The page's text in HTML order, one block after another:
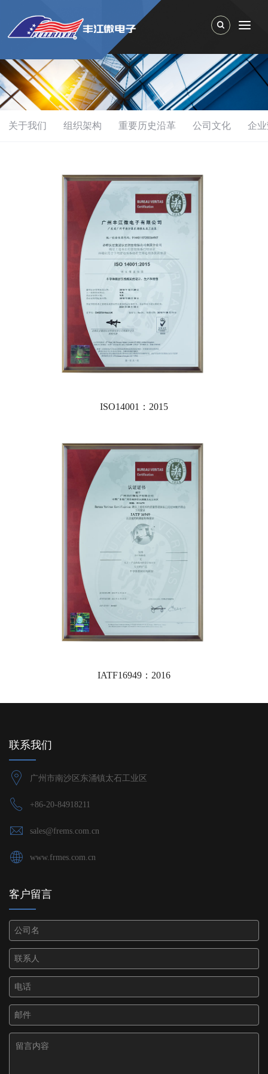
Toggle Search
关于我们 组织架构 重要历史沿革 公司文化 企
ISO14001：2015
IATF16949：2016
联系我们
广州市南沙区东涌镇太石工业区
+86-20-84918211
sales@frems.com.cn
www.frmes.com.cn
客户留言